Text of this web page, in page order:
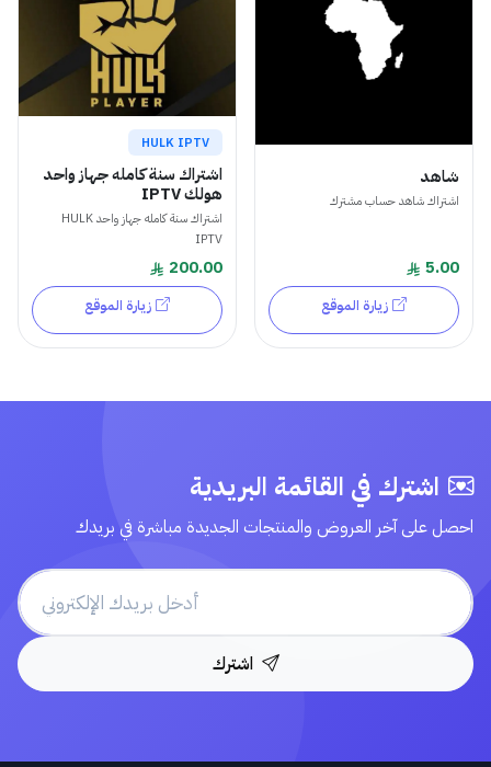
شاهد
اشتراك شاهد حساب مشترك
5.00
زيارة الموقع
HULK IPTV
اشتراك سنة كامله جهاز واحد
هولك IPTV
اشتراك سنة كامله جهاز واحد HULK
IPTV
200.00
زيارة الموقع
اشترك في القائمة البريدية
احصل على آخر العروض والمنتجات الجديدة مباشرة في بريدك
اشترك